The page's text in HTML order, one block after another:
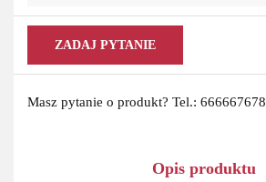
ZADAJ PYTANIE
Masz pytanie o produkt? Tel.: 666667678
Opis produktu